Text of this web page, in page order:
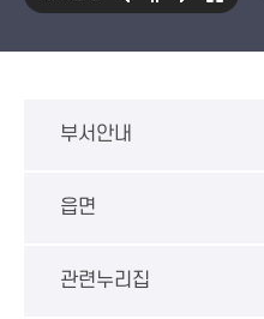
부서안내
읍면
관련누리집